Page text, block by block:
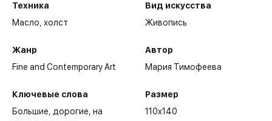
Техника
Масло,холст
Жанр
Fine and Contemporary Art
Ключевые слова
Большие дорогие на
Вид искусства
Живопись
Автор
Мария Тимофеева
Размер
110x140